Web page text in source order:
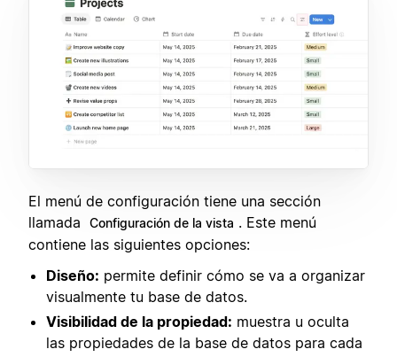
El menú de configuración tiene una sección
llamada
Configuración de la vista . Este menú
contiene las siguientes opciones:
Diseño: permite definir cómo se va a organizar
visualmente tu base de datos.
Visibilidad de la propiedad: muestra u oculta
las propiedades de la base de datos para cada